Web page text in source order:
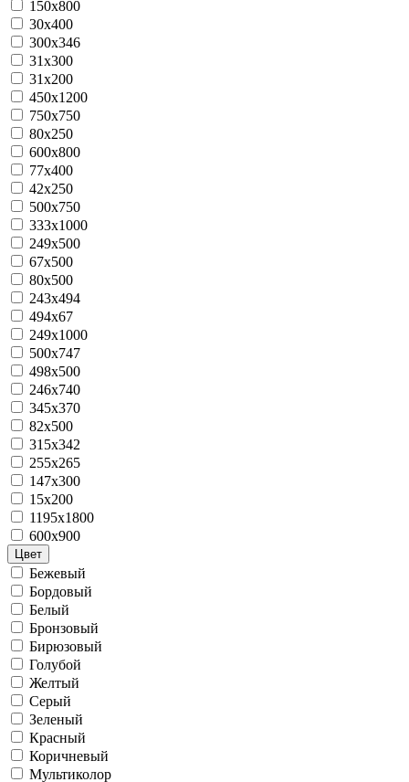
150х800
30х400
300x346
31х300
31х200
450x1200
750х750
80х250
600x800
77х400
42х250
500х750
333x1000
249x500
67х500
80х500
243х494
494х67
249х1000
500х747
498х500
246х740
345x370
82х500
315x342
255x265
147x300
15x200
1195x1800
600x900
Цвет
Бежевый
Бордовый
Белый
Бронзовый
Бирюзовый
Голубой
Желтый
Серый
Зеленый
Красный
Коричневый
Мультиколор